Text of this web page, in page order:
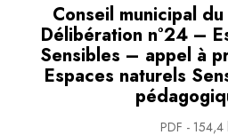
Conseil municipal
Délibération n°24 –
Sensibles – appel à
Espaces naturels
PDF - 154,4